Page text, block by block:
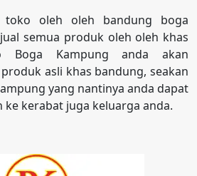
toko oleh oleh bandung boga
semua produk oleh oleh khas
Boga Kampung anda akan
asli khas bandung, seakan
yang nantinya anda dapat
kerabat juga keluarga anda.